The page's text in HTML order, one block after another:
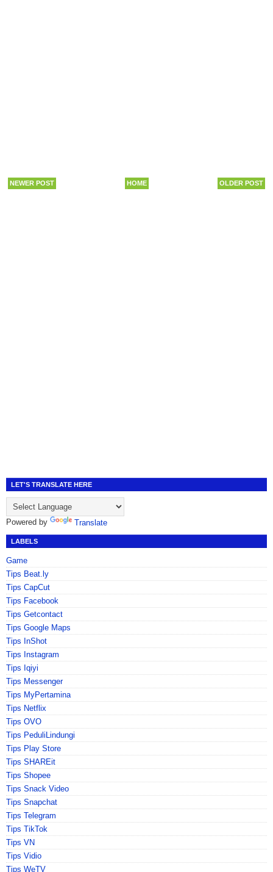
NEWER POST OLDER POST
HOME
LET'S TRANSLATE HERE
Powered by Translate
LABELS
Game
Tips Beat.ly
Tips CapCut
Tips Facebook
Tips Getcontact
Tips Google Maps
Tips InShot
Tips Instagram
Tips Iqiyi
Tips Messenger
Tips MyPertamina
Tips Netflix
Tips OVO
Tips PeduliLindungi
Tips Play Store
Tips SHAREit
Tips Shopee
Tips Snack Video
Tips Snapchat
Tips Telegram
Tips TikTok
Tips VN
Tips Vidio
Tips WeTV